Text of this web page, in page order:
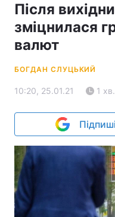
Після
зміцнилася
валют
БОГДАН СЛУЦЬКИЙ
10:20, 25.01.21 1 хв.